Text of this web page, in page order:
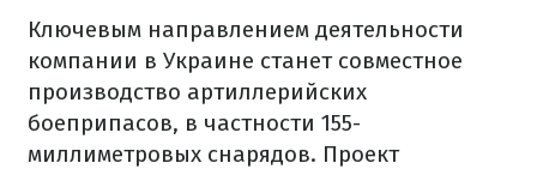
Ключевым направлением деятельности
компании в Украине станет совместное
производство артиллерийских
боеприпасов, в частности 155-
миллиметровых снарядов. Проект